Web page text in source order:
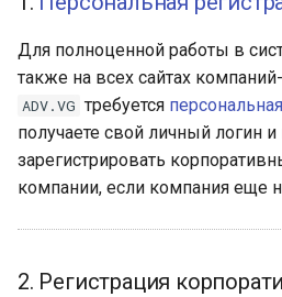
адресной сетки
Загрузка фото / схем
рекламных носителей
Настройка адресной базы
интерактивных картах
Для полноценной работы в
также на всех сайтах
ADV.VG требуется
получаете свой личный логин
зарегистрировать
компании, если компания еще
2. Регистрация